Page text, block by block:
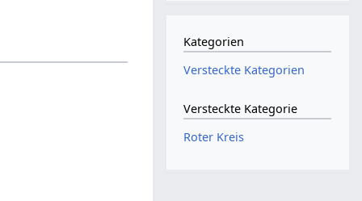
Kategorien
Versteckte Kategorien
Versteckte Kategorie
Roter Kreis